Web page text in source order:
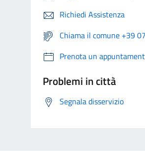
Richiedi Assistenza
Chiama il comune +39
Prenota un
Problemi in città
Segnala disservizio